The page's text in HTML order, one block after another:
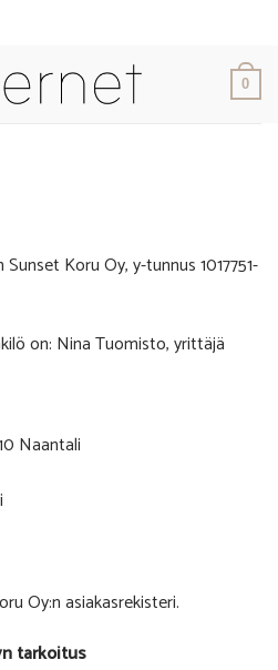
0
Koru Oy, y-tunnus 1017751-
on: Nina Tuomisto, yrittäjä
Naantali
Oy:n asiakasrekisteri.
tarkoitus